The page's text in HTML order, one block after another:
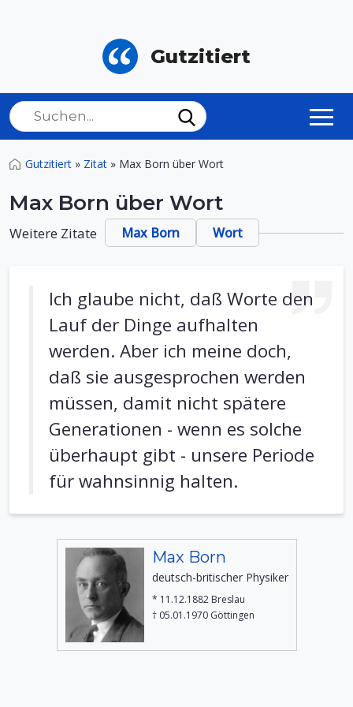
Gutzitiert
Gutzitiert » Zitat » Max Born über Wort
Max Born über Wort
Weitere Zitate Max Born Wort
Ich glaube nicht, daß Worte den
Lauf der Dinge aufhalten
werden. Aber ich meine doch,
daß sie ausgesprochen werden
müssen, damit nicht spätere
Generationen - wenn es solche
überhaupt gibt - unsere Periode
für wahnsinnig halten.
Max Born
deutsch-britischer Physiker
* 11.12.1882 Breslau
† 05.01.1970 Göttingen